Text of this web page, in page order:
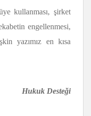
kullanması, şirket
engellenmesi,
yazımız en kısa
Desteği